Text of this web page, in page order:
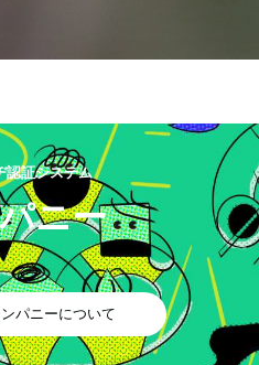
認証システム
ニー
パニーについて